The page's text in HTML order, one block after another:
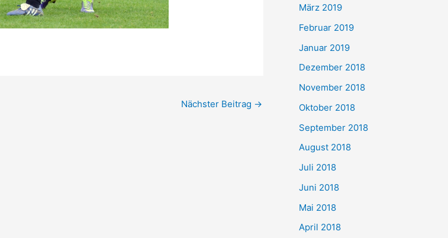
Nächster Beitrag →
März 2019
Februar 2019
Januar 2019
Dezember 2018
November 2018
Oktober 2018
September 2018
August 2018
Juli 2018
Juni 2018
Mai 2018
April 2018